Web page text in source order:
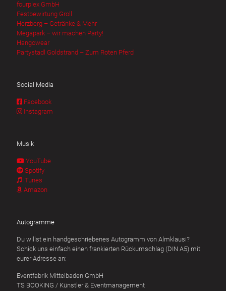
fourplex GmbH
Festbewirtung Groll
Herzberg – Getränke & Mehr
Megapark – wir machen Party!
Hangowear
Partystadl Goldstrand – Zum Roten Pferd
Social Media
Facebook
Instagram
Musik
YouTube
Spotify
iTunes
Amazon
Autogramme
Du willst ein handgeschriebenes Autogramm von Almklausi?
Schick uns einfach einen frankierten Rückumschlag (DIN A5) mit
eurer Adresse an:
Eventfabrik Mittelbaden GmbH
TS BOOKING / Künstler & Eventmanagement